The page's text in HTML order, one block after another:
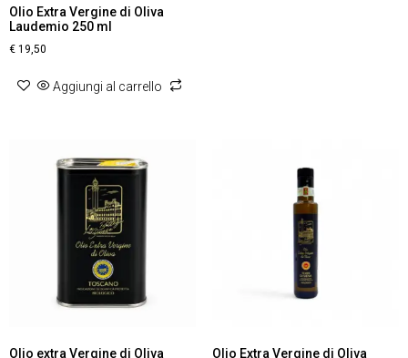
Olio Extra Vergine di Oliva
Laudemio 250 ml
€ 19,50
Aggiungi al carrello
Olio extra Vergine di Oliva
Olio Extra Vergine di Oliva